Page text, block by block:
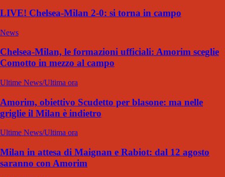
LIVE! Chelsea-Milan 2-0: si torna in campo
News
Chelsea-Milan, le formazioni ufficiali: Amorim sceglie
Comotto in mezzo al campo
Ultime News/Ultima ora
Amorim, obiettivo Scudetto per blasone: ma nelle
griglie il Milan è indietro
Ultime News/Ultima ora
Milan in attesa di Maignan e Rabiot: dal 12 agosto
saranno con Amorim